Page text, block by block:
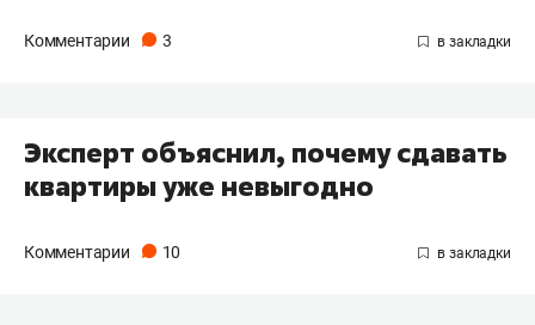
Комментарии 3
Эксперт объяснил, почему сдавать
квартиры уже невыгодно
Комментарии 10